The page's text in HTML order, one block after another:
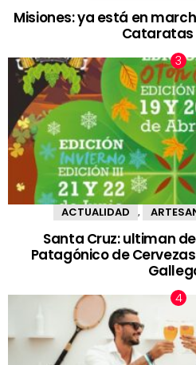
Misiones: ya está en
Cataratas
ACTUALIDAD ,
Santa Cruz: ultiman
Patagónico de